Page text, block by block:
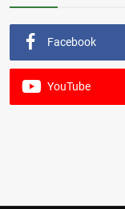
Facebook
YouTube